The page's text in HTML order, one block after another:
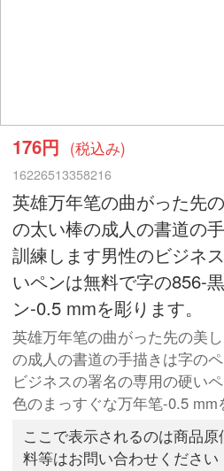
176円 (税込み)
16226513358216
英雄万年笔の曲がった先
の太い棒の成人の書道の
訓練します男性のビジネ
いペンは無料で字の856-
ン-0.5 mmを彫ります。
英雄万年笔の曲がった先の美
の成人の書道の手描きは字の
ビジネスの署名の専用の硬い
色のまっすぐな万年笔-0.5 mm
ここで表示されるのは商品
料等はお問い合わせください